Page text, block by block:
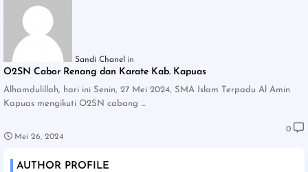
Sandi Chanel
O2SN Cabor Renang dan Karate Kab. Kapuas
Alhamdulillah, hari ini Senin, 27 Mei 2024, SMA Islam Terpadu Al Amin
Kapuas mengikuti O2SN cabang …
Mei 26, 2024
0
AUTHOR PROFILE